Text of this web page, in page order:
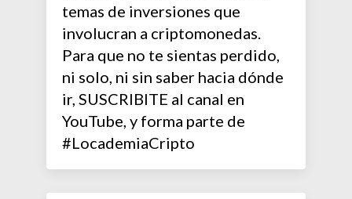
temas de inversiones que
involucran a criptomonedas.
Para que no te sientas perdido,
ni solo, ni sin saber hacia dónde
ir, SUSCRIBITE al canal en
YouTube, y forma parte de
#LocademiaCripto